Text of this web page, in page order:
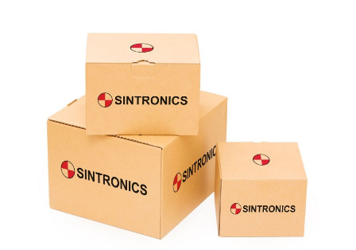
de módulos descontinuados por módulos del propio